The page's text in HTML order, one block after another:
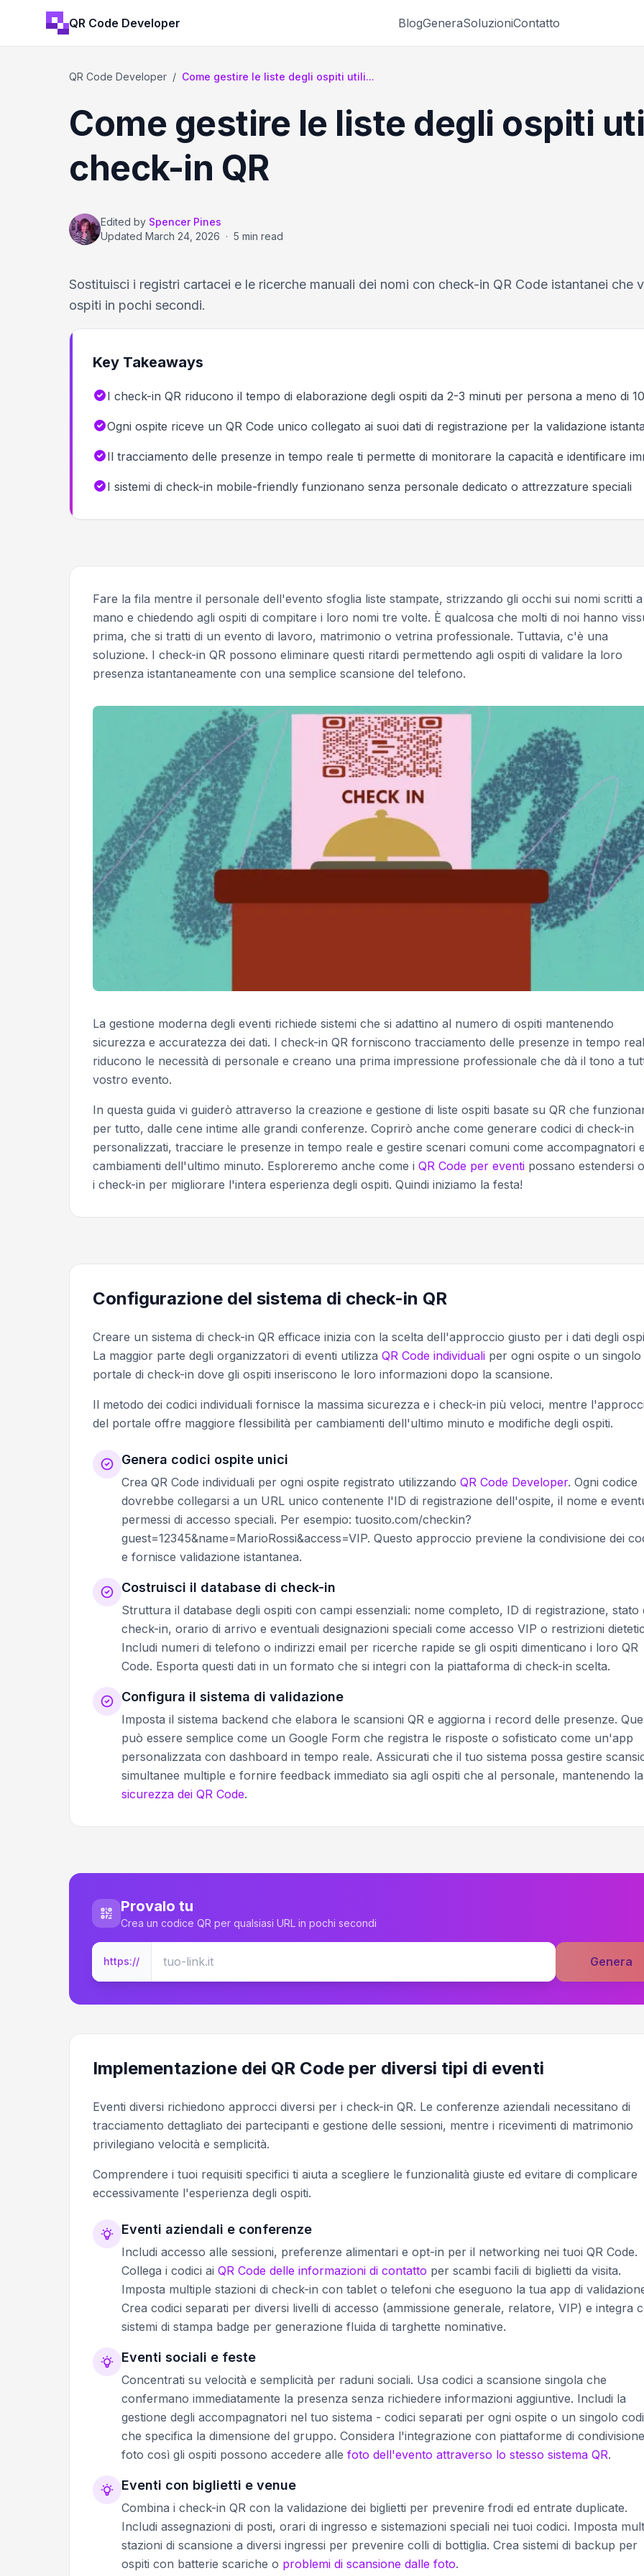
QR Code Developer BlogGeneraSoluzioniContatto
QR Code Developer / Come gestire le liste degli ospiti utili...
Come gestire le liste degli ospiti
check-in QR
Edited by Spencer Pines
Updated March 24, 2026 · 5 min read
Sostituisci i registri cartacei e le ricerche manuali dei nomi con check-in QR Code istantanei che
ospiti in pochi secondi.
Key Takeaways
I check-in QR riducono il tempo di elaborazione degli ospiti da 2-3 minuti per persona a meno di
Ogni ospite riceve un QR Code unico collegato ai suoi dati di registrazione per la validazione
Il tracciamento delle presenze in tempo reale ti permette di monitorare la capacità e identificare
I sistemi di check-in mobile-friendly funzionano senza personale dedicato o attrezzature speciali
Fare la fila mentre il personale dell'evento sfoglia liste stampate, strizzando gli occhi sui nomi scritti a
mano e chiedendo agli ospiti di compitare i loro nomi tre volte. È qualcosa che molti di noi hanno
prima, che si tratti di un evento di lavoro, matrimonio o vetrina professionale. Tuttavia, c'è una
soluzione. I check-in QR possono eliminare questi ritardi permettendo agli ospiti di validare la loro
presenza istantaneamente con una semplice scansione del telefono.
La gestione moderna degli eventi richiede sistemi che si adattino al numero di ospiti mantenendo
sicurezza e accuratezza dei dati. I check-in QR forniscono tracciamento delle presenze in tempo
riducono le necessità di personale e creano una prima impressione professionale che dà il tono a
vostro evento.
In questa guida vi guiderò attraverso la creazione e gestione di liste ospiti basate su QR che
per tutto, dalle cene intime alle grandi conferenze. Coprirò anche come generare codici di check-in
personalizzati, tracciare le presenze in tempo reale e gestire scenari comuni come accompagnatori e
cambiamenti dell'ultimo minuto. Esploreremo anche come i QR Code per eventi possano estendersi
i check-in per migliorare l'intera esperienza degli ospiti. Quindi iniziamo la festa!
Configurazione del sistema di check-in QR
Creare un sistema di check-in QR efficace inizia con la scelta dell'approccio giusto per i dati degli
La maggior parte degli organizzatori di eventi utilizza QR Code individuali per ogni ospite o un singolo
portale di check-in dove gli ospiti inseriscono le loro informazioni dopo la scansione.
Il metodo dei codici individuali fornisce la massima sicurezza e i check-in più veloci, mentre
del portale offre maggiore flessibilità per cambiamenti dell'ultimo minuto e modifiche degli ospiti.
Genera codici ospite unici
Crea QR Code individuali per ogni ospite registrato utilizzando QR Code Developer. Ogni codice
dovrebbe collegarsi a un URL unico contenente l'ID di registrazione dell'ospite, il nome e
permessi di accesso speciali. Per esempio: tuosito.com/checkin?
guest=12345&name=MarioRossi&access=VIP. Questo approccio previene la condivisione dei
e fornisce validazione istantanea.
Costruisci il database di check-in
Struttura il database degli ospiti con campi essenziali: nome completo, ID di registrazione, stato
check-in, orario di arrivo e eventuali designazioni speciali come accesso VIP o restrizioni
Includi numeri di telefono o indirizzi email per ricerche rapide se gli ospiti dimenticano i loro QR
Code. Esporta questi dati in un formato che si integri con la piattaforma di check-in scelta.
Configura il sistema di validazione
Imposta il sistema backend che elabora le scansioni QR e aggiorna i record delle presenze.
può essere semplice come un Google Form che registra le risposte o sofisticato come un'app
personalizzata con dashboard in tempo reale. Assicurati che il tuo sistema possa gestire
simultanee multiple e fornire feedback immediato sia agli ospiti che al personale, mantenendo la
sicurezza dei QR Code.
Provalo tu
Crea un codice QR per qualsiasi URL in pochi secondi
https:// Genera
Implementazione dei QR Code per diversi tipi di eventi
Eventi diversi richiedono approcci diversi per i check-in QR. Le conferenze aziendali necessitano di
tracciamento dettagliato dei partecipanti e gestione delle sessioni, mentre i ricevimenti di matrimonio
privilegiano velocità e semplicità.
Comprendere i tuoi requisiti specifici ti aiuta a scegliere le funzionalità giuste ed evitare di complicare
eccessivamente l'esperienza degli ospiti.
Eventi aziendali e conferenze
Includi accesso alle sessioni, preferenze alimentari e opt-in per il networking nei tuoi QR Code.
Collega i codici ai QR Code delle informazioni di contatto per scambi facili di biglietti da visita.
Imposta multiple stazioni di check-in con tablet o telefoni che eseguono la tua app di
Crea codici separati per diversi livelli di accesso (ammissione generale, relatore, VIP) e integra
sistemi di stampa badge per generazione fluida di targhette nominative.
Eventi sociali e feste
Concentrati su velocità e semplicità per raduni sociali. Usa codici a scansione singola che
confermano immediatamente la presenza senza richiedere informazioni aggiuntive. Includi la
gestione degli accompagnatori nel tuo sistema - codici separati per ogni ospite o un singolo
che specifica la dimensione del gruppo. Considera l'integrazione con piattaforme di condivisione
foto così gli ospiti possono accedere alle foto dell'evento attraverso lo stesso sistema QR.
Eventi con biglietti e venue
Combina i check-in QR con la validazione dei biglietti per prevenire frodi ed entrate duplicate.
Includi assegnazioni di posti, orari di ingresso e sistemazioni speciali nei tuoi codici. Imposta
stazioni di scansione a diversi ingressi per prevenire colli di bottiglia. Crea sistemi di backup per
ospiti con batterie scariche o problemi di scansione dalle foto.